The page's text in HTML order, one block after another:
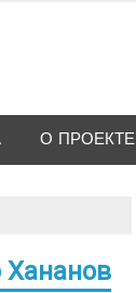
О ПРОЕКТЕ
Хананов